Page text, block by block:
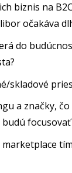
biznis na
očakáva
do
skladové
a značky,
marketplace